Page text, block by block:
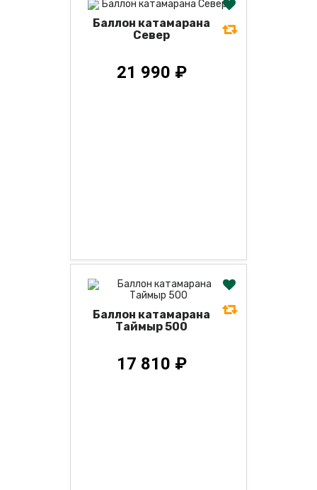
Баллон катамарана
Север
21 990 ₽
Баллон катамарана
Таймыр 500
17 810 ₽